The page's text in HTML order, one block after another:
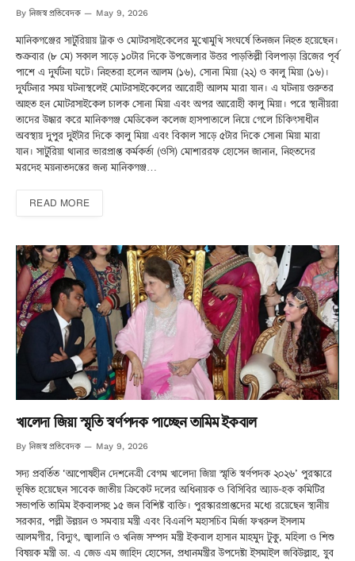
By নিজস্ব প্রতিবেদক May 9, 2026
মানিকগঞ্জের সাটুরিয়ায় ট্রাক ও মোটরসাইকেলের মুখোমুখি সংঘর্ষে তিনজন নিহত হয়েছেন।
শুক্রবার (৮ মে) সকাল সাড়ে ১০টার দিকে উপজেলার উত্তর পাড়তিল্লী বিলপাড়া ব্রিজের পূর্ব
পাশে এ দুর্ঘটনা ঘটে। নিহতরা হলেন আলম (১৬), সোনা মিয়া (২২) ও কালু মিয়া (১৬)।
দুর্ঘটনার সময় ঘটনাস্থলেই মোটরসাইকেলের আরোহী আলম মারা যান। এ ঘটনায় গুরুতর
আহত হন মোটরসাইকেল চালক সোনা মিয়া এবং অপর আরোহী কালু মিয়া। পরে স্থানীয়রা
তাদের উদ্ধার করে মানিকগঞ্জ মেডিকেল কলেজ হাসপাতালে নিয়ে গেলে চিকিৎসাধীন
অবস্থায় দুপুর দুইটার দিকে কালু মিয়া এবং বিকাল সাড়ে ৫টার দিকে সোনা মিয়া মারা
যান। সাটুরিয়া থানার ভারপ্রাপ্ত কর্মকর্তা (ওসি) মোশাররফ হোসেন জানান, নিহতদের
মরদেহ ময়নাতদন্তের জন্য মানিকগঞ্জ…
READ MORE
খালেদা জিয়া স্মৃতি স্বর্ণপদক পাচ্ছেন তামিম ইকবাল
By নিজস্ব প্রতিবেদক May 9, 2026
সদ্য প্রবর্তিত ‘আপোষহীন দেশনেত্রী বেগম খালেদা জিয়া স্মৃতি স্বর্ণপদক ২০২৬’ পুরস্কারে
ভূষিত হয়েছেন সাবেক জাতীয় ক্রিকেট দলের অধিনায়ক ও বিসিবির অ্যাড-হক কমিটির
সভাপতি তামিম ইকবালসহ ১৫ জন বিশিষ্ট ব্যক্তি। পুরস্কারপ্রাপ্তদের মধ্যে রয়েছেন স্থানীয়
সরকার, পল্লী উন্নয়ন ও সমবায় মন্ত্রী এবং বিএনপি মহাসচিব মির্জা ফখরুল ইসলাম
আলমগীর, বিদ্যুৎ, জ্বালানি ও খনিজ সম্পদ মন্ত্রী ইকবাল হাসান মাহমুদ টুকু, মহিলা ও শিশু
বিষয়ক মন্ত্রী ডা. এ জেড এম জাহিদ হোসেন, প্রধানমন্ত্রীর উপদেষ্টা ইসমাইল জবিউল্লাহ, যুব